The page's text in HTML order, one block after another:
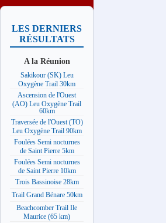
LES DERNIERS
RÉSULTATS
A la Réunion
Sakikour (SK) Leu
Oxygène Trail 30km
Ascension de l'Ouest
(AO) Leu Oxygène Trail
60km
Traversée de l'Ouest (TO)
Leu Oxygène Trail 90km
Foulées Semi nocturnes
de Saint Pierre 5km
Foulées Semi nocturnes
de Saint Pierre 10km
Trois Bassinoise 28km
Trail Grand Bénare 50km
Beachcomber Trail Ile
Maurice (65 km)